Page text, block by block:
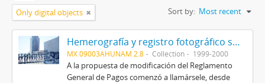
Only digital objects Sort by: Most recent
Hemerografía y registro fotográfico sobre el conflicto universitario de 1999-2000
MX 09003AHUNAM 2.8 Collection 1999-2000
A la propuesta de modificación del Reglamento
General de Pagos comenzó a llamársele, desde